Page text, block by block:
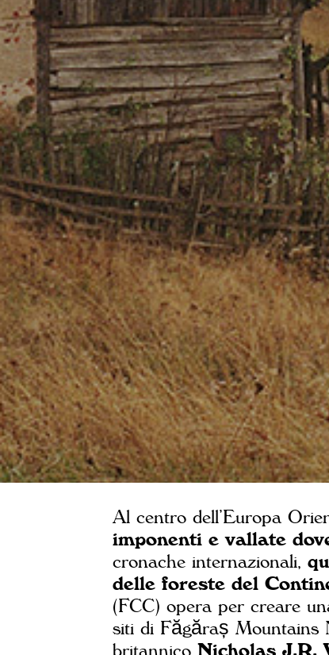
Al centro dell’Europa
imponenti e vallate
cronache internazionali,
delle foreste del
(FCC) opera per creare
siti di Făgăraș Mountains
britannico Nicholas J.R.